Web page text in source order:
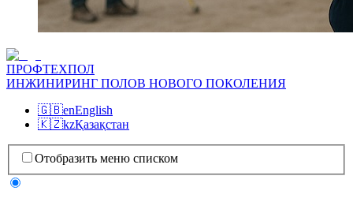
ПРОФТЕХПОЛ
ИНЖИНИРИНГ ПОЛОВ НОВОГО ПОКОЛЕНИЯ
🇬🇧enEnglish
🇰🇿kzҚазақстан
Отобразить меню списком